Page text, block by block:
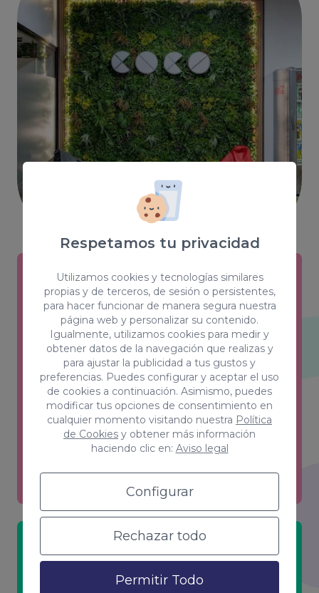
Respetamos tu privacidad
Utilizamos cookies y tecnologías similares
propias y de terceros, de sesión o persistentes,
para hacer funcionar de manera segura nuestra
página web y personalizar su contenido.
Igualmente, utilizamos cookies para medir y
obtener datos de la navegación que realizas y
para ajustar la publicidad a tus gustos y
preferencias. Puedes configurar y aceptar el uso
de cookies a continuación. Asimismo, puedes
modificar tus opciones de consentimiento en
cualquier momento visitando nuestra Política
de Cookies y obtener más información
haciendo clic en: Aviso legal
Configurar
Rechazar todo
Permitir Todo
SEO & SEM
Creativity & Design
Estilos, color, forma y sensaciones son
las claves de un equipo que ha
conseguido el equilibrio perfecto entre
creatividad y funcionalidad.
Ver más